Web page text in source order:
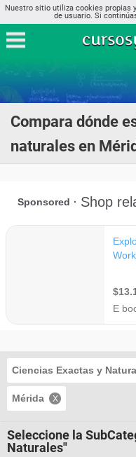
Nuestro sitio utiliza cookies propias
de usuario. Si
Compara dónde
naturales en
Ciencias Exactas y
Mérida
Seleccione la
Naturales"